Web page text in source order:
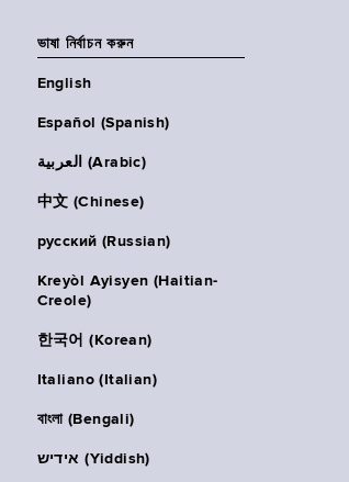
ভাষা নির্বাচন করুন
English
Español (Spanish)
العربية (Arabic)
中文 (Chinese)
русский (Russian)
Kreyòl Ayisyen (Haitian-
Creole)
한국어 (Korean)
Italiano (Italian)
বাংলা (Bengali)
אידיש (Yiddish)